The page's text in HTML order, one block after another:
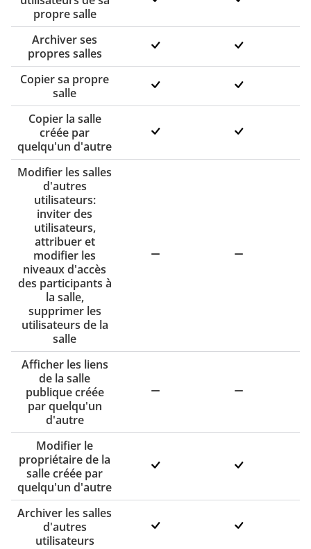
propre salle
Archiver ses
propres salles
Copier sa propre
salle
Copier la salle
créée par
quelqu'un d'autre
Modifier les salles
d'autres
utilisateurs:
inviter des
utilisateurs,
attribuer et
modifier les
niveaux d'accès
des participants à
la salle,
supprimer les
utilisateurs de la
salle
Afficher les liens
de la salle
publique créée
par quelqu'un
d'autre
Modifier le
propriétaire de la
salle créée par
quelqu'un d'autre
Archiver les salles
d'autres
utilisateurs